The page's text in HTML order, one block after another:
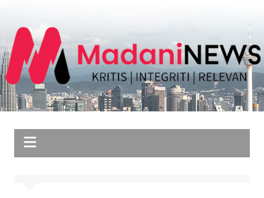
content